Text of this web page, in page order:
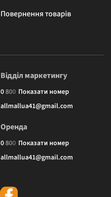
Повернення товарів
Відділ маркетингу
0800 Показати номер
allmallua41@gmail.com
Оренда
0800 Показати номер
allmallua41@gmail.com